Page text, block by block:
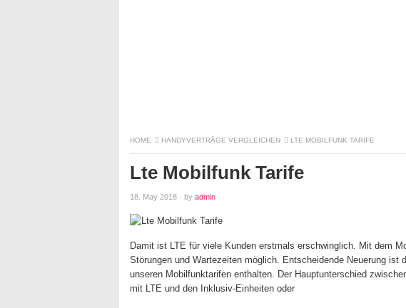
HOME HANDYVERTRÄGE VERGLEICHEN LTE MOBILFUNK TARIFE
Lte Mobilfunk Tarife
18. May 2018 · by admin ·
Damit ist LTE für viele Kunden erstmals erschwinglich. Mit dem
Störungen und Wartezeiten möglich. Entscheidende Neuerung ist
unseren Mobilfunktarifen enthalten. Der Hauptunterschied
mit LTE und den Inklusiv-Einheiten oder